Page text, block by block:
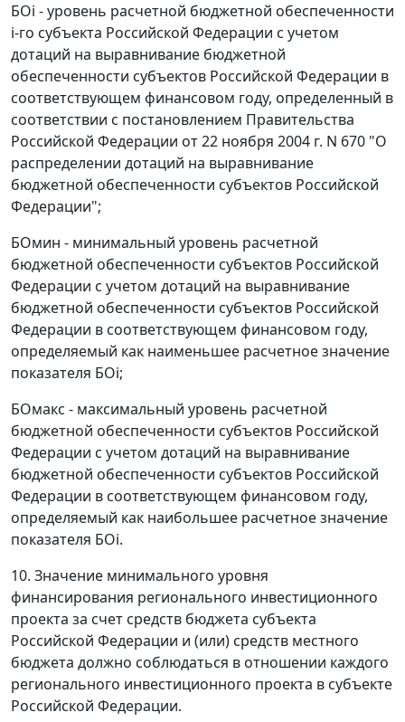
БОi - уровень расчетной бюджетной обеспеченности
i-го субъекта Российской Федерации с учетом
дотаций на выравнивание бюджетной
обеспеченности субъектов Российской Федерации в
соответствующем финансовом году, определенный в
соответствии с постановлением Правительства
Российской Федерации от 22 ноября 2004 г. N 670 "О
распределении дотаций на выравнивание
бюджетной обеспеченности субъектов Российской
Федерации";
БОмин - минимальный уровень расчетной
бюджетной обеспеченности субъектов Российской
Федерации с учетом дотаций на выравнивание
бюджетной обеспеченности субъектов Российской
Федерации в соответствующем финансовом году,
определяемый как наименьшее расчетное значение
показателя БОi;
БОмакс - максимальный уровень расчетной
бюджетной обеспеченности субъектов Российской
Федерации с учетом дотаций на выравнивание
бюджетной обеспеченности субъектов Российской
Федерации в соответствующем финансовом году,
определяемый как наибольшее расчетное значение
показателя БОi.
10. Значение минимального уровня
финансирования регионального инвестиционного
проекта за счет средств бюджета субъекта
Российской Федерации и (или) средств местного
бюджета должно соблюдаться в отношении каждого
регионального инвестиционного проекта в субъекте
Российской Федерации.